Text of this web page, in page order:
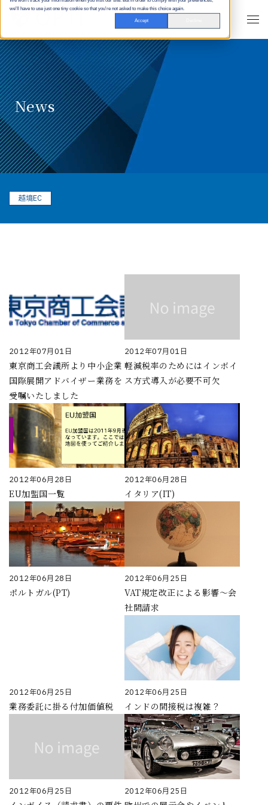
we'll have to use just one tiny cookie so that you're not asked to make this choice again.
Accept
News
越境EC
2012年07月01日
東京商工会議所より中小企業
国際展開アドバイザー業務を
受嘱いたしました
2012年07月01日
軽減税率のためにはインボイ
ス方式導入が必要不可欠
2012年06月28日
EU加盟国一覧
2012年06月28日
イタリア(IT)
2012年06月28日
ポルトガル(PT)
2012年06月25日
VAT規定改正による影響〜会
社間請求
2012年06月25日
業務委託に掛る付加価値税
2012年06月25日
インドの間接税は複雑？
2012年06月25日 2012年06月25日